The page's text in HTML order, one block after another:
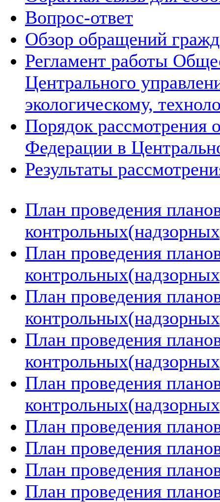
Вопрос-ответ
Обзор обращений
Регламент работы
Центрального
экологическому,
Порядок рассмотрения
Федерации в
Результаты
План проведения
План проведения
План проведения
План проведения
План проведения
План проведения
План проведения
План проведения
План проведения